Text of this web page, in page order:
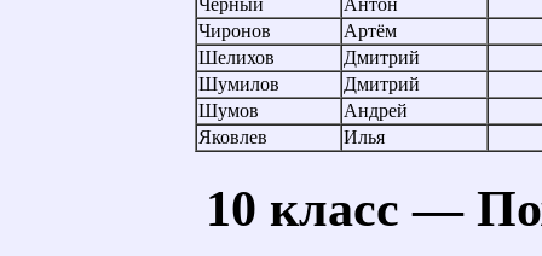
Черный
Антон
Чиронов
Артём
Шелихов
Дмитрий
Шумилов
Дмитрий
Шумов
Андрей
Яковлев
Илья
10 класс —